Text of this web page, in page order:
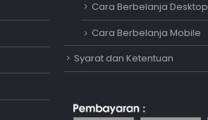
Cara Berbelanja Desktop
Cara Berbelanja Mobile
Syarat dan Ketentuan
Online